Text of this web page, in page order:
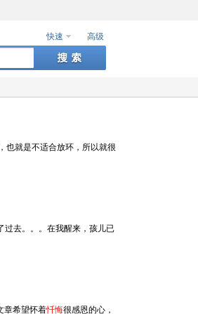
快速 高级
也就是不适合放环，所以就很
过去。。。在我醒来，孩儿已
章希望怀着忏悔很感恩的心，